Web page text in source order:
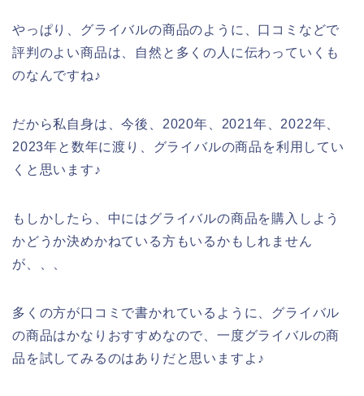
やっぱり、グライバルの商品のように、口コミなどで
評判のよい商品は、自然と多くの人に伝わっていくも
のなんですね♪
だから私自身は、今後、2020年、2021年、2022年、
2023年と数年に渡り、グライバルの商品を利用してい
くと思います♪
もしかしたら、中にはグライバルの商品を購入しよう
かどうか決めかねている方もいるかもしれません
が、、、
多くの方が口コミで書かれているように、グライバル
の商品はかなりおすすめなので、一度グライバルの商
品を試してみるのはありだと思いますよ♪